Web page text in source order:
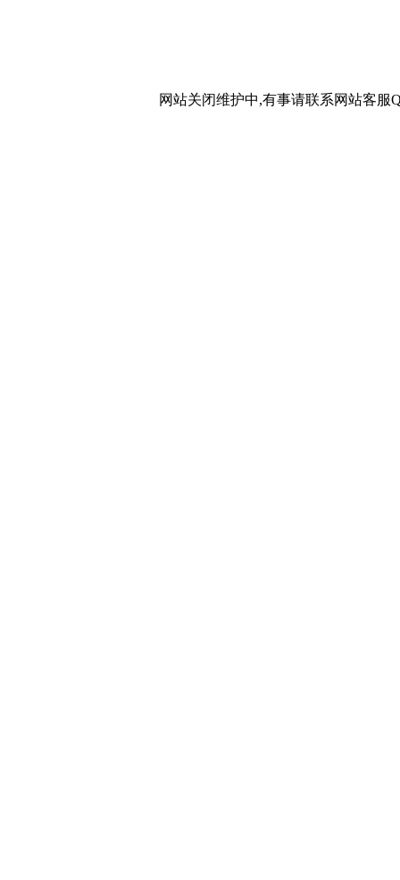
网站关闭维护中,有事请联系网站客服